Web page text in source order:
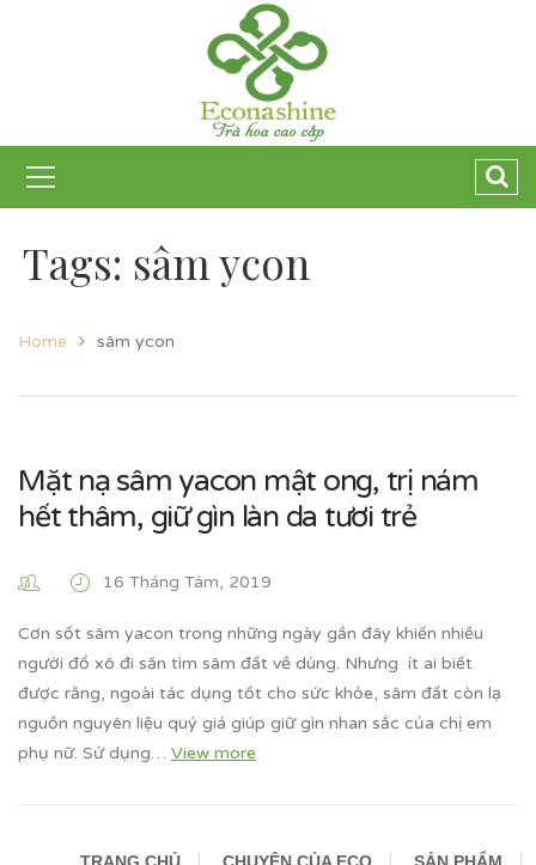
Tags: sâm ycon
Home sâm ycon
Mặt nạ sâm yacon mật ong, trị nám
hết thâm, giữ gìn làn da tươi trẻ
16 Tháng Tám, 2019
Cơn sốt sâm yacon trong những ngày gần đây khiến nhiều
người đổ xô đi săn tìm sâm đất về dùng. Nhưng ít ai biết
được rằng, ngoài tác dụng tốt cho sức khỏe, sâm đất còn lạ
nguồn nguyên liệu quý giá giúp giữ gìn nhan sắc của chị em
phụ nữ. Sử dụng… View more